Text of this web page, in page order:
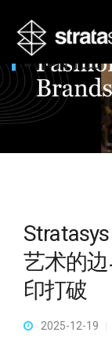
时尚行业
艺术的
印打破
2025-12-19